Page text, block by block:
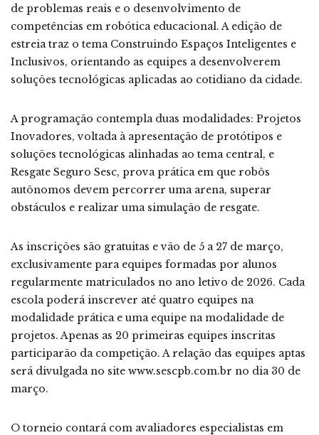
de problemas reais e o desenvolvimento de
competências em robótica educacional. A edição de
estreia traz o tema Construindo Espaços Inteligentes e
Inclusivos, orientando as equipes a desenvolverem
soluções tecnológicas aplicadas ao cotidiano da cidade.
A programação contempla duas modalidades: Projetos
Inovadores, voltada à apresentação de protótipos e
soluções tecnológicas alinhadas ao tema central, e
Resgate Seguro Sesc, prova prática em que robôs
autônomos devem percorrer uma arena, superar
obstáculos e realizar uma simulação de resgate.
As inscrições são gratuitas e vão de 5 a 27 de março,
exclusivamente para equipes formadas por alunos
regularmente matriculados no ano letivo de 2026. Cada
escola poderá inscrever até quatro equipes na
modalidade prática e uma equipe na modalidade de
projetos. Apenas as 20 primeiras equipes inscritas
participarão da competição. A relação das equipes aptas
será divulgada no site www.sescpb.com.br no dia 30 de
março.
O torneio contará com avaliadores especialistas em